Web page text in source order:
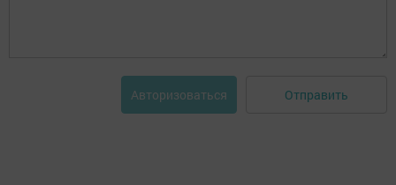
Авторизоваться Отправить